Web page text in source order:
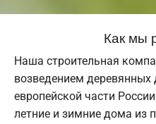
Как мы
Наша строительная
возведением
европейской части
летние и зимние дома из